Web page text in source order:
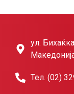
ул.
Тел. (02)